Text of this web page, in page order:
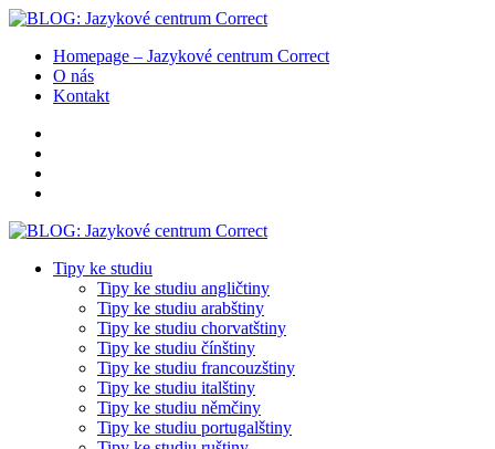
Homepage – Jazykové centrum Correct
O nás
Kontakt
Tipy ke studiu
Tipy ke studiu angličtiny
Tipy ke studiu arabštiny
Tipy ke studiu chorvatštiny
Tipy ke studiu čínštiny
Tipy ke studiu francouzštiny
Tipy ke studiu italštiny
Tipy ke studiu němčiny
Tipy ke studiu portugalštiny